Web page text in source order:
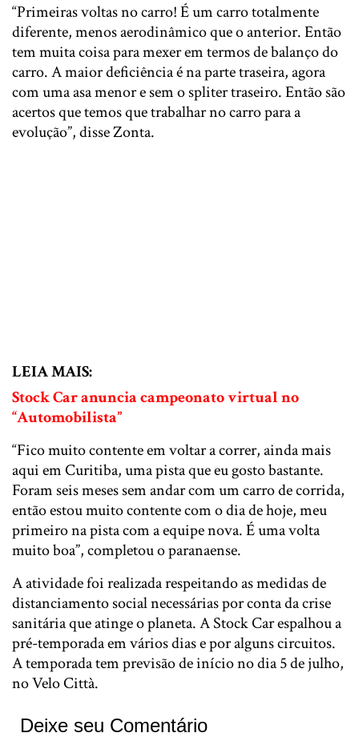
“Primeiras voltas no carro! É um carro totalmente
diferente, menos aerodinâmico que o anterior. Então
tem muita coisa para mexer em termos de balanço do
carro. A maior deficiência é na parte traseira, agora
com uma asa menor e sem o spliter traseiro. Então são
acertos que temos que trabalhar no carro para a
evolução”, disse Zonta.
LEIA MAIS:
Stock Car anuncia campeonato virtual no
“Automobilista”
“Fico muito contente em voltar a correr, ainda mais
aqui em Curitiba, uma pista que eu gosto bastante.
Foram seis meses sem andar com um carro de corrida,
então estou muito contente com o dia de hoje, meu
primeiro na pista com a equipe nova. É uma volta
muito boa”, completou o paranaense.
A atividade foi realizada respeitando as medidas de
distanciamento social necessárias por conta da crise
sanitária que atinge o planeta. A Stock Car espalhou a
pré-temporada em vários dias e por alguns circuitos.
A temporada tem previsão de início no dia 5 de julho,
no Velo Città.
Deixe seu Comentário